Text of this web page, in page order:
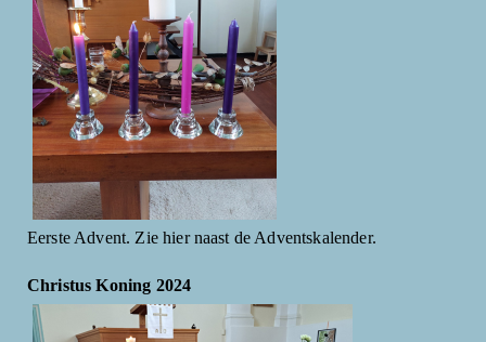
Eerste Advent. Zie hier naast de Adventskalender.
Christus Koning 2024